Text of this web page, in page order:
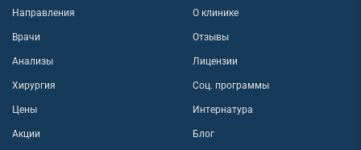
Направления
Врачи
Анализы
Хирургия
Цены
Акции
О клинике
Отзывы
Лицензии
Соц. программы
Интернатура
Блог